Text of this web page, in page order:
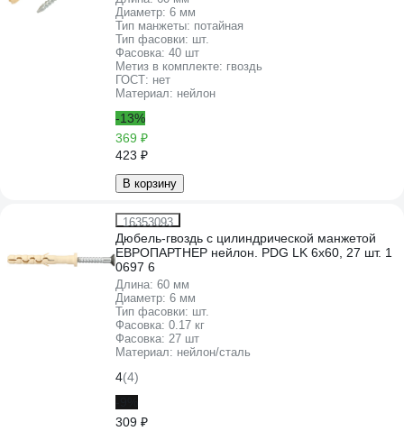
Диаметр: 6 мм
Тип манжеты: потайная
Тип фасовки: шт.
Фасовка: 40 шт
Метиз в комплекте: гвоздь
ГОСТ: нет
Материал: нейлон
-13%
369 ₽
423 ₽
В корзину
16353093
Дюбель-гвоздь с цилиндрической манжетой
ЕВРОПАРТНЕР нейлон. PDG LK 6х60, 27 шт. 1
0697 6
Длина: 60 мм
Диаметр: 6 мм
Тип фасовки: шт.
Фасовка: 0.17 кг
Фасовка: 27 шт
Материал: нейлон/сталь
4(4)
309 ₽